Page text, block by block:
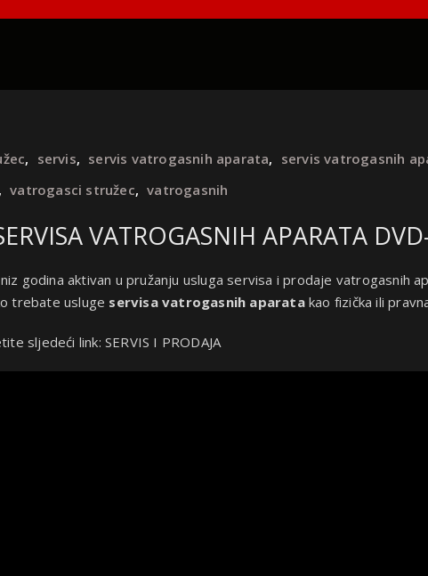
, servis, servis vatrogasnih aparata, servis vatrogasnih
, vatrogasci stružec, vatrogasnih
VATROGASNIH APARATA
godina aktivan u pružanju usluga servisa i prodaje vatrogasnih
trebate usluge servisa vatrogasnih aparatakao fizička ili
sljedeći link: SERVIS I PRODAJA